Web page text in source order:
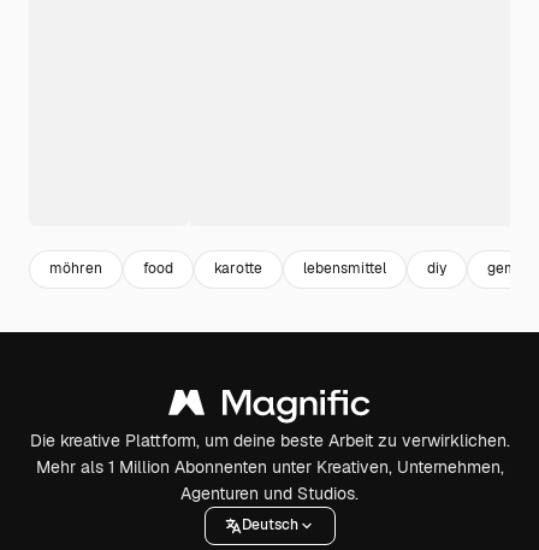
möhren food karotte lebensmittel diy
Die kreative Plattform, um deine beste Arbeit zu verwirklichen.
Mehr als 1 Million Abonnenten unter Kreativen, Unternehmen,
Agenturen und Studios.
Deutsch